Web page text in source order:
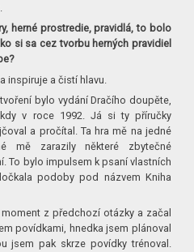
herné prostredie, pravidlá, to bolo
si sa cez tvorbu herných pravidiel
inspiruje a čistí hlavu.
bylo vydání Dračího doupěte,
v roce 1992. Já si ty příručky
a pročítal. Ta hra mě na jedné
mě zarazily některé zbytečné
To bylo impulsem k psaní vlastních
podoby pod názvem Kniha
z předchozí otázky a začal
povídkami, hnedka jsem plánoval
jsem pak skrze povídky trénoval.